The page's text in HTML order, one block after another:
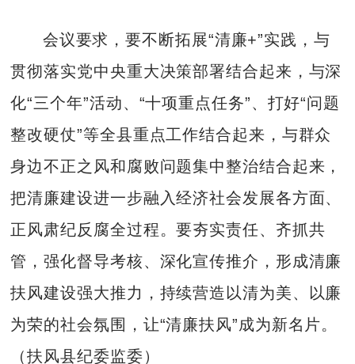
会议要求，要不断拓展“清廉+”实践，与
贯彻落实党中央重大决策部署结合起来，与深
化“三个年”活动、“十项重点任务”、打好“问题
整改硬仗”等全县重点工作结合起来，与群众
身边不正之风和腐败问题集中整治结合起来，
把清廉建设进一步融入经济社会发展各方面、
正风肃纪反腐全过程。要夯实责任、齐抓共
管，强化督导考核、深化宣传推介，形成清廉
扶风建设强大推力，持续营造以清为美、以廉
为荣的社会氛围，让“清廉扶风”成为新名片。
（扶风县纪委监委）